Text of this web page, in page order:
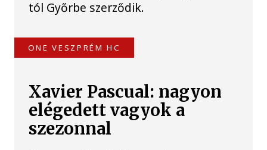
tól Győrbe szerződik.
ONE VESZPRÉM HC
Xavier Pascual: nagyon
elégedett vagyok a
szezonnal